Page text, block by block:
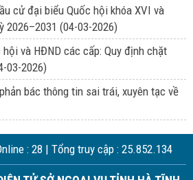
cử đại biểu Quốc hội khóa XVI và
2026–2031 (04-03-2026)
và HĐND các cấp: Quy định chặt
03-2026)
bác thông tin sai trái, xuyên tạc về
: 28 | Tổng truy cập : 25.852.134